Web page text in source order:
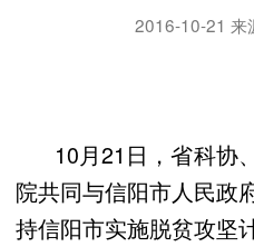
2016-10-21 来
10月21日，省科协
院共同与信阳市人民政
持信阳市实施脱贫攻坚